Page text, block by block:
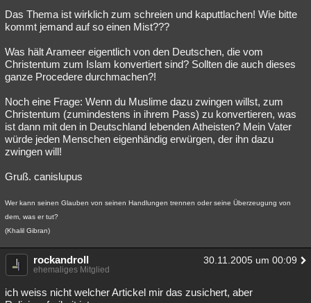
Das Thema ist wirklich zum schreien und kaputtlachen! Wie bitte
kommt jemand auf so einen Mist???
Was hält Arameer eigentlich von den Deutschen, die vom
Christentum zum Islam konvertiert sind? Sollten die auch dieses
ganze Procedere durchmachen?!
Noch eine Frage: Wenn du Muslime dazu zwingen willst, zum
Christentum (zumindestens in ihrem Pass) zu konvertieren, was
ist dann mit den in Deutschland lebenden Atheisten? Mein Vater
würde jeden Menschen eigenhändig erwürgen, der ihn dazu
zwingen will!
Gruß. canislupus
Wer kann seinen Glauben von seinen Handlungen trennen oder seine Überzeugung von
dem, was er tut?
(Khalil Gibran)
rockandroll 30.11.2005 um 00:09
ehemaliges Mitglied
ich weiss nicht welcher Artickel mir das zusichert, aber